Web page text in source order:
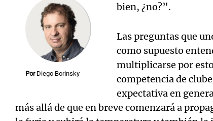
Por Diego Borinsky
bien, ¿no?”.
Las preguntas que
como supuesto
multiplicarse por
competencia de
expectativa en
más allá de que en breve comenzará a